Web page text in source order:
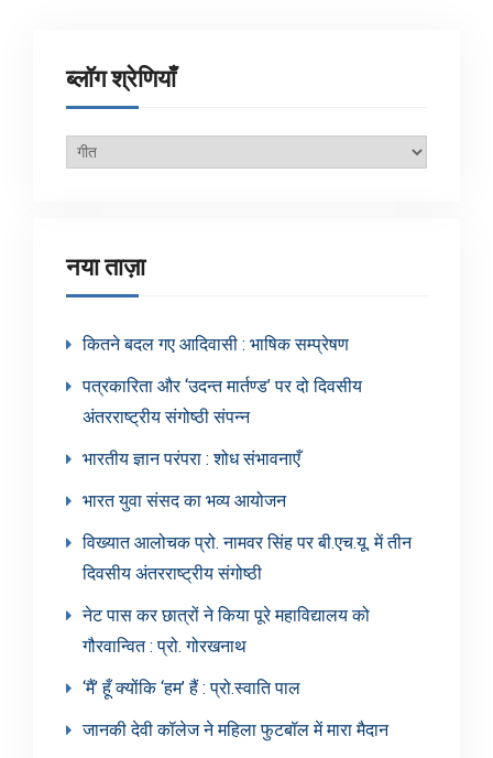
ब्लॉग श्रेणियाँ
ब्लॉग
नया ताज़ा
कितने बदल गए आदिवासी : भाषिक सम्प्रेषण
पत्रकारिता और ‘उदन्त मार्तण्ड’ पर दो दिवसीय
अंतरराष्ट्रीय संगोष्ठी संपन्न
भारतीय ज्ञान परंपरा : शोध संभावनाएँ
भारत युवा संसद का भव्य आयोजन
विख्यात आलोचक प्रो. नामवर सिंह पर बी.एच.यू. में तीन
दिवसीय अंतरराष्ट्रीय संगोष्ठी
नेट पास कर छात्रों ने किया पूरे महाविद्यालय को
गौरवान्वित : प्रो. गोरखनाथ
‘मैं’ हूँ क्योंकि ‘हम’ हैं : प्रो.स्वाति पाल
जानकी देवी कॉलेज ने महिला फुटबॉल में मारा मैदान